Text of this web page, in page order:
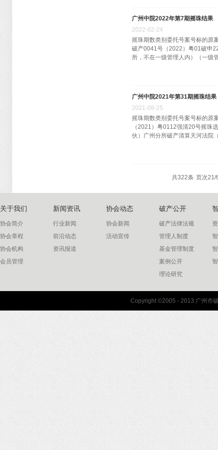
广州中院2022年第7期摇珠结果
摇珠期数类别委托号案号标的原
破产0041号（2022）粤01破申
所，不在一级管理人内）（一级
2022-02-24
广州中院2021年第31期摇珠结果
摇珠期数类别委托号案号标的原
（2021）粤0112强清20号摇珠
伙）广州分所破产清算天河法院
2021-08-25
共322条 页次21/
关于我们
协会简介
协会章程
协会机构
会员管理
新闻资讯
行业新闻
前沿动态
资讯报道
协会动态
协会新闻
活动宣传
破产公开
破产法律法规
管理人制度
基金管理制度
案例公开
理论研究
联系我们
Copyright ©2005 - 2013 广州市